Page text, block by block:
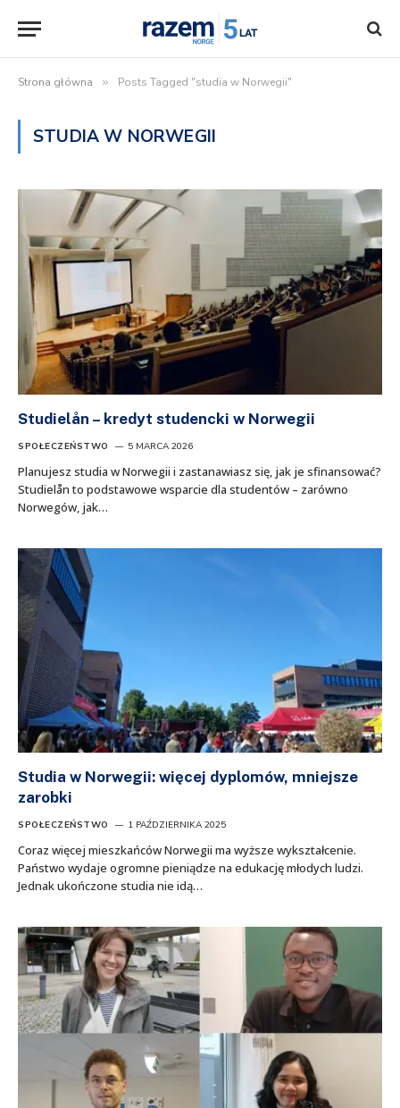
Strona główna » Posts Tagged "studia w Norwegii"
STUDIA W NORWEGII
Studielån – kredyt studencki w Norwegii
SPOŁECZEŃSTWO 5 MARCA 2026
Planujesz studia w Norwegii i zastanawiasz się, jak je sfinansować?
Studielån to podstawowe wsparcie dla studentów – zarówno
Norwegów, jak…
Studia w Norwegii: więcej dyplomów, mniejsze
zarobki
SPOŁECZEŃSTWO 1 PAŹDZIERNIKA 2025
Coraz więcej mieszkańców Norwegii ma wyższe wykształcenie.
Państwo wydaje ogromne pieniądze na edukację młodych ludzi.
Jednak ukończone studia nie idą…